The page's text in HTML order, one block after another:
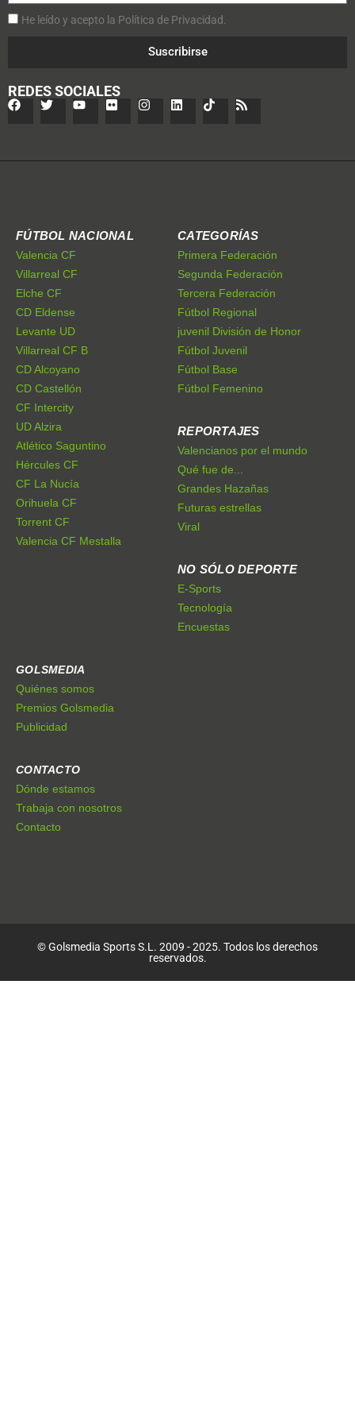
He leído y acepto la Política de Privacidad.
Suscribirse
REDES SOCIALES
FÚTBOL NACIONAL
Valencia CF
Villarreal CF
Elche CF
CD Eldense
Levante UD
Villarreal CF B
CD Alcoyano
CD Castellón
CF Intercity
UD Alzira
Atlético Saguntino
Hércules CF
CF La Nucía
Orihuela CF
Torrent CF
Valencia CF Mestalla
CATEGORÍAS
Primera Federación
Segunda Federación
Tercera Federación
Fútbol Regional
juvenil División de Honor
Fútbol Juvenil
Fútbol Base
Fútbol Femenino
REPORTAJES
Valencianos por el mundo
Qué fue de...
Grandes Hazañas
Futuras estrellas
Viral
NO SÓLO DEPORTE
E-Sports
Tecnología
Encuestas
GOLSMEDIA
Quiénes somos
Premios Golsmedia
Publicidad
CONTACTO
Dónde estamos
Trabaja con nosotros
Contacto
© Golsmedia Sports S.L. 2009 - 2025. Todos los derechos
reservados.